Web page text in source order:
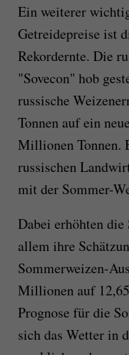
Ein weiterer
Getreidepreise ist
Rekordernte. Die
"Sovecon" hob
russische
Tonnen auf ein
Millionen Tonnen.
russischen
mit der Sommer-
Dabei erhöhten
allem ihre
Sommerweizen-
Millionen auf
Prognose für die
sich das Wetter in